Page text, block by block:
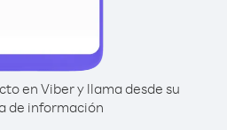
en Viber y llama desde su
de información